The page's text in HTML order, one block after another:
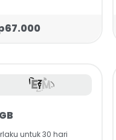
untuk 30 hari